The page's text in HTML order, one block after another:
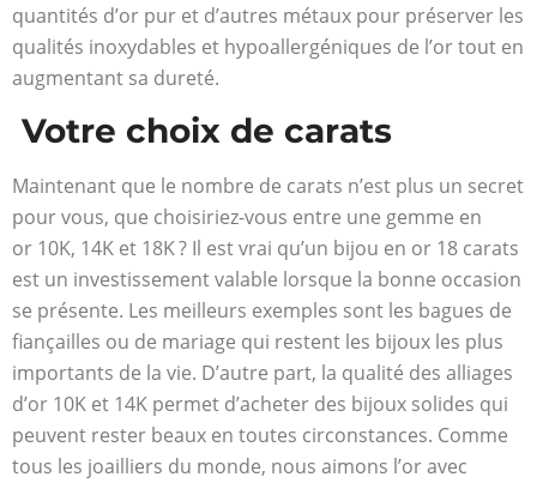
quantités d’or pur et d’autres métaux pour préserver les
qualités inoxydables et hypoallergéniques de l’or tout en
augmentant sa dureté.
Votre choix de carats
Maintenant que le nombre de carats n’est plus un secret
pour vous, que choisiriez-vous entre une gemme en
or 10K, 14K et 18K ? Il est vrai qu’un bijou en or 18 carats
est un investissement valable lorsque la bonne occasion
se présente. Les meilleurs exemples sont les bagues de
fiançailles ou de mariage qui restent les bijoux les plus
importants de la vie. D’autre part, la qualité des alliages
d’or 10K et 14K permet d’acheter des bijoux solides qui
peuvent rester beaux en toutes circonstances. Comme
tous les joailliers du monde, nous aimons l’or avec